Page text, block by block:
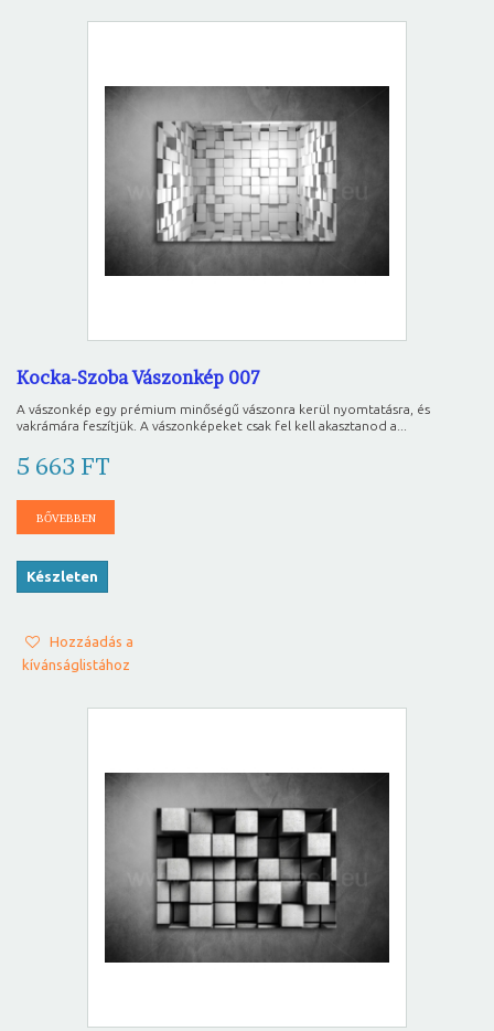
Kocka-Szoba Vászonkép 007
A vászonkép egy prémium minőségű vászonra kerül nyomtatásra, és
vakrámára feszítjük. A vászonképeket csak fel kell akasztanod a...
5 663 FT
BŐVEBBEN
Készleten
Hozzáadás a
kívánságlistához